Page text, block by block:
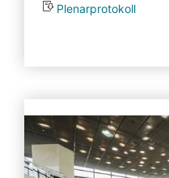
Plenarprotokoll